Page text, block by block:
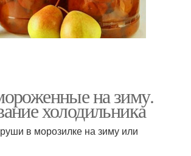
на зиму.
холодильника
в морозилке на зиму или